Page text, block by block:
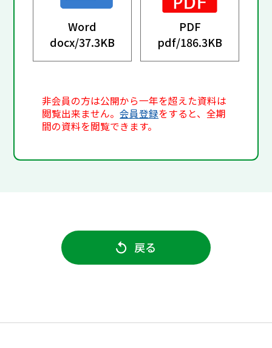
Word
docx/37.3KB
PDF
pdf/186.3KB
非会員の方は公開から一年を超えた資料は
閲覧出来ません。会員登録をすると、全期
間の資料を閲覧できます。
戻る